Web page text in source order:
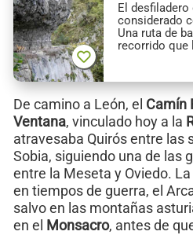
El desfiladero
considerado
Una ruta de
recorrido que
De camino a León, el Camín
Ventana, vinculado hoy a la
atravesaba Quirós entre las
Sobia, siguiendo una de las
entre la Meseta y Oviedo.
en tiempos de guerra, el
salvo en las montañas
en el Monsacro, antes de